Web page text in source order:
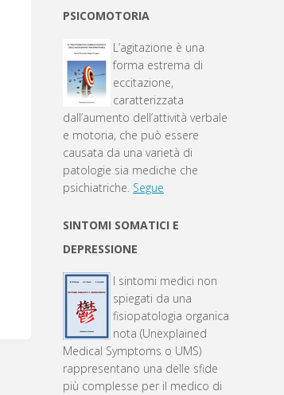
PSICOMOTORIA
L’agitazione è una
forma estrema di
eccitazione,
caratterizzata
dall’aumento dell’attività verbale
e motoria, che può essere
causata da una varietà di
patologie sia mediche che
psichiatriche. Segue
SINTOMI SOMATICI E
DEPRESSIONE
I sintomi medici non
spiegati da una
fisiopatologia organica
nota (Unexplained
Medical Symptoms o UMS)
rappresentano una delle sfide
più complesse per il medico di